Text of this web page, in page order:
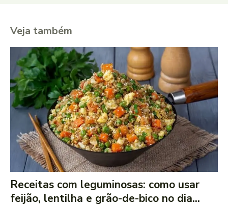
Veja também
Receitas com leguminosas: como usar
feijão, lentilha e grão-de-bico no dia...